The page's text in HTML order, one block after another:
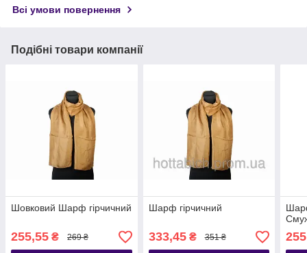
Всі умови повернення
Подібні товари компанії
Шовковий Шарф гірчичний
255,55 ₴ 269 ₴
Шарф гірчичний
333,45₴ 351 ₴